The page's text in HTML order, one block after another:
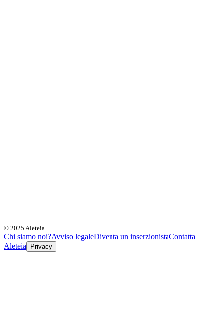
© 2025 Aleteia
Chi siamo noi?Avviso legaleDiventa un inserzionistaContatta
Aleteia
Privacy